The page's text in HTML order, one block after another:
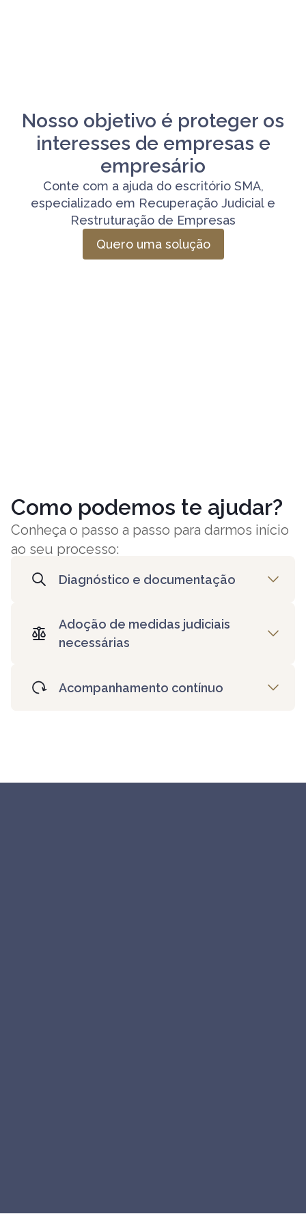
Nosso objetivo é proteger os
interesses de empresas e
empresário
Conte com a ajuda do escritório SMA,
especializado em Recuperação Judicial e
Restruturação de Empresas
Quero uma solução
Como podemos te ajudar?
Conheça o passo a passo para darmos início
ao seu processo:
Diagnóstico e documentação
Adoção de medidas judiciais
necessárias
Acompanhamento contínuo